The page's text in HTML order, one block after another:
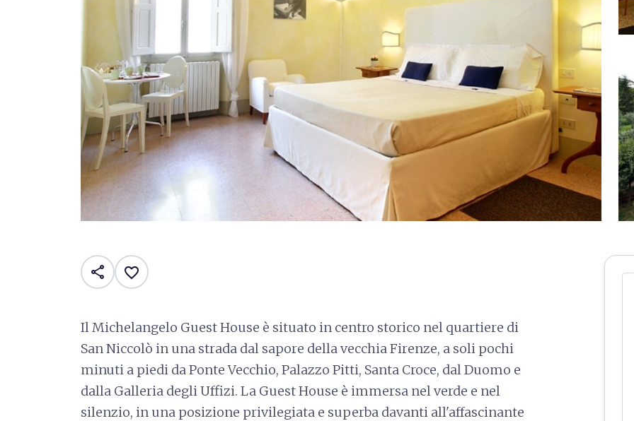
share favorite_border
Il Michelangelo Guest House è situato in centro storico nel quartiere di
San Niccolò in una strada dal sapore della vecchia Firenze, a soli pochi
minuti a piedi da Ponte Vecchio, Palazzo Pitti, Santa Croce, dal Duomo e
dalla Galleria degli Uffizi. La Guest House è immersa nel verde e nel
silenzio, in una posizione privilegiata e superba davanti all'affascinante